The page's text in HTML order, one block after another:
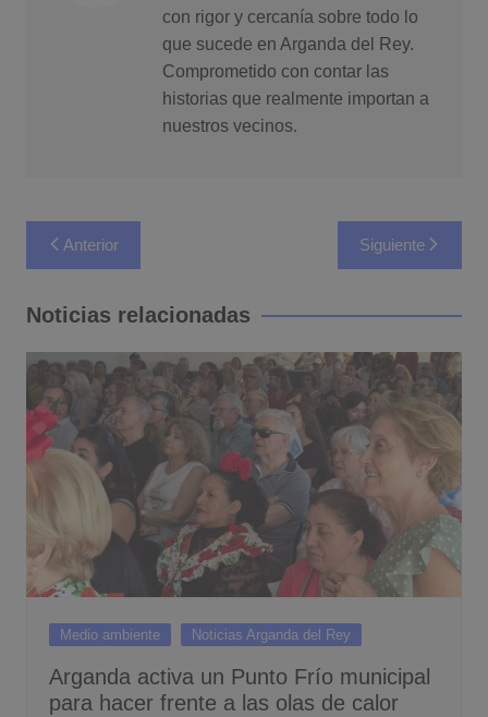
con rigor y cercanía sobre todo lo
que sucede en Arganda del Rey.
Comprometido con contar las
historias que realmente importan a
nuestros vecinos.
Navegación
de
entradas
Anterior Siguiente
Noticias relacionadas
Medio ambiente Noticias Arganda del Rey
Arganda activa un Punto Frío municipal
para hacer frente a las olas de calor